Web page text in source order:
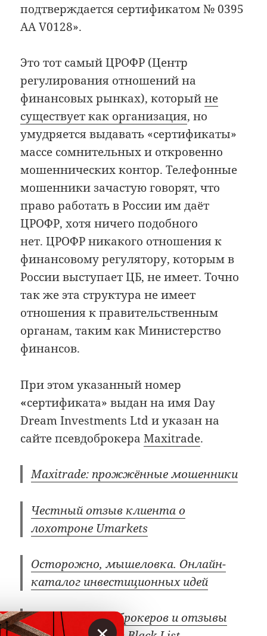
подтверждается сертификатом № 0395
AA V0128».
Это тот самый ЦРОФР (Центр
регулирования отношений на
финансовых рынках), которыйне
существует как организация, но
умудряется выдавать «сертификаты»
массе сомнительных и откровенно
мошеннических контор. Телефонные
мошенники зачастую говорят, что
право работать в России им даёт
ЦРОФР, хотя ничего подобного
нет. ЦРОФР никакого отношения к
финансовому регулятору, которым в
России выступает ЦБ, не имеет. Точно
так же эта структура не имеет
отношения к правительственным
органам, таким как Министерство
финансов.
При этом указанный номер
«сертификата» выдан на имя Day
Dream Investments Ltd и указан на
сайте псевдоброкераMaxitrade.
Maxitrade: прожжённые мошенники
Честный отзыв клиента о
лохотроне Umarkets
Осторожно, мышеловка. Онлайн-
каталог инвестиционных идей
Чёрный список брокеров и отзывы